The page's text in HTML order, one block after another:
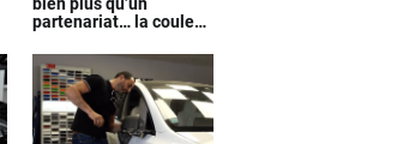
partenariat… la couleur